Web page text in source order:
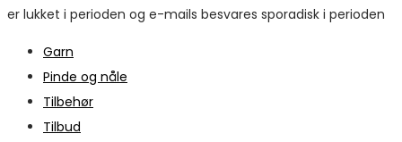
er lukket i perioden og e-mails besvares sporadisk i perioden
Garn
Pinde og nåle
Tilbehør
Tilbud